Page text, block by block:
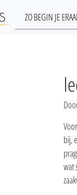
ZO BEGIN JE
bij,
wat